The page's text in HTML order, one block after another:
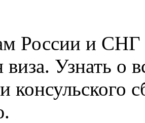
России и СНГ
виза. Узнать о
консульского